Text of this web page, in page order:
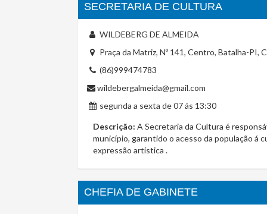
SECRETARIA DE CULTURA
WILDEBERG DE ALMEIDA
Praça da Matriz, Nº 141, Centro, Batalha-PI,
(86)999474783
wildebergalmeida@gmail.com
segunda a sexta de 07 ás 13:30
Descrição: A Secretaria da Cultura é
município, garantido o acesso da população
expressão artística .
CHEFIA DE GABINETE